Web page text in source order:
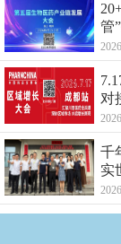
管
对
千
实